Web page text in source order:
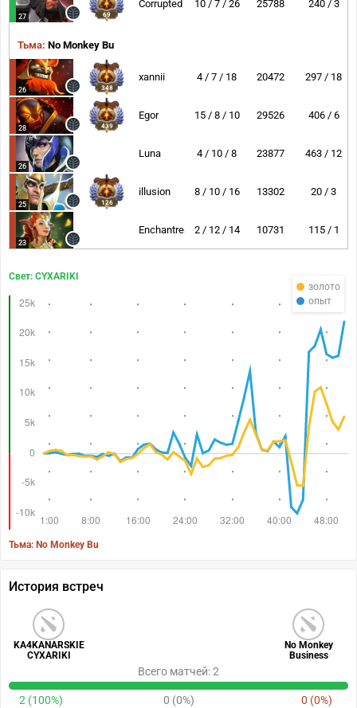
27 69
Corrupted 10 / 7 / 26 25788 240 / 3
Тьма: No Monkey Bu
26 348
xannii 4 / 7 / 18 20472 297 / 18
28 439
Egor 15 / 8 / 10 29526 406 / 6
26
Luna 4 / 10 / 8 23877 463 / 12
25 126
illusion 8 / 10 / 16 13302 20 / 3
23
Enchantress2 / 12 / 14 10731 115 / 1
золото
опыт
Свет: CYXARIKI
Тьма: No Monkey Bu
История встреч
KA4KANARSKIE
CYXARIKI
No Monkey
Business
Всего матчей: 2
2 (100%) 0 (0%) 0 (0%)